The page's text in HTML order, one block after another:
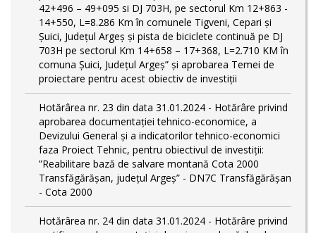
42+496 – 49+095 si DJ 703H, pe sectorul Km 12+863 -
14+550, L=8.286 Km în comunele Tigveni, Cepari și
Șuici, Județul Argeș și pista de biciclete continuă pe DJ
703H pe sectorul Km 14+658 – 17+368, L=2.710 KM în
comuna Șuici, Județul Argeș” şi aprobarea Temei de
proiectare pentru acest obiectiv de investiţii
Hotărârea nr. 23 din data 31.01.2024 - Hotărâre privind
aprobarea documentației tehnico-economice, a
Devizului General și a indicatorilor tehnico-economici
faza Proiect Tehnic, pentru obiectivul de investiții:
”Reabilitare bază de salvare montană Cota 2000
Transfăgărășan, județul Argeș” - DN7C Transfăgărășan
- Cota 2000
Hotărârea nr. 24 din data 31.01.2024 - Hotărâre privind